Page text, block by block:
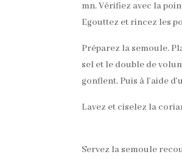
mn. Vérifiez avec la
Egouttez et rincez les
Préparez la semoule.
sel et le double de
gonflent. Puis à l’aide
Lavez et ciselez la
Servez la semoule